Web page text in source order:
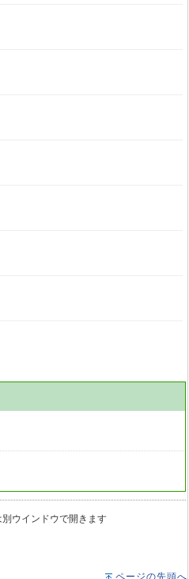
ウインドウで開きます
ページの先頭へ